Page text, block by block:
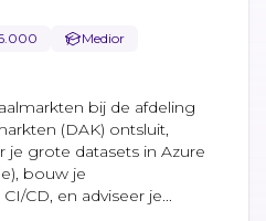
Medior
bij de afdeling
(DAK) ontsluit,
je grote datasets in Azure
bouw je
CD, en adviseer je...